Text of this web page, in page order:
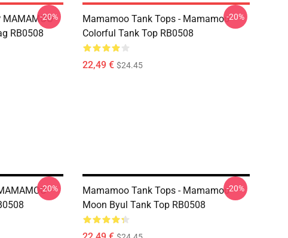
MAMAMOO
RB0508
-20%
Mamamoo Tank Tops - Mamamoo
Colorful Tank Top RB0508
22,49 € $24.45
-20%
-
-20%
Mamamoo Tank Tops - Mamamoo
Moon Byul Tank Top RB0508
-20%